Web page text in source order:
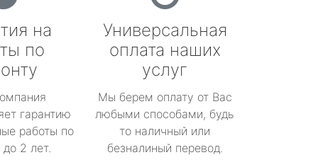
на
по
гарантию
работы по
2 лет.
Универсальная
оплата наших
услуг
Мы берем оплату от Вас
любыми способами, будь
то наличный или
безналиный перевод.